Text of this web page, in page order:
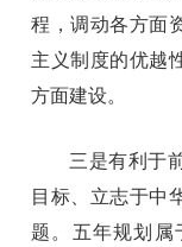
程，调动各方面
主义制度的优越
方面建设。
三是有利于
目标、立志于中
题。五年规划属